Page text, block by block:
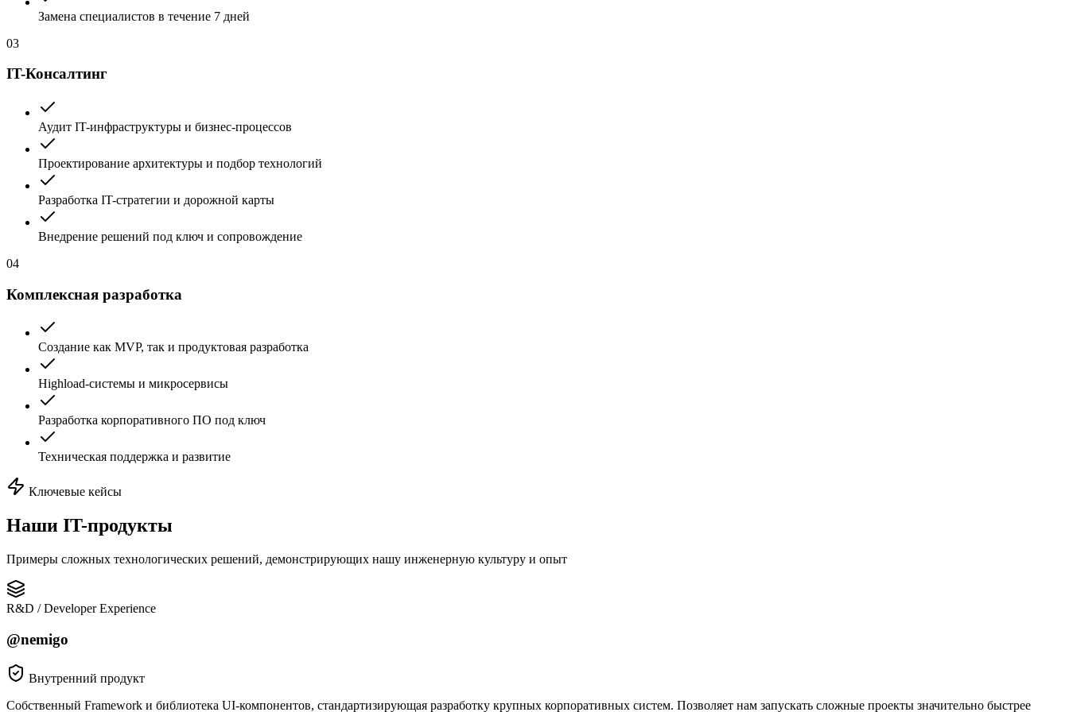
Замена специалистов в течение 7 дней
03
IT-Консалтинг
Аудит IT-инфраструктуры и бизнес-процессов
Проектирование архитектуры и подбор технологий
Разработка IT-стратегии и дорожной карты
Внедрение решений под ключ и сопровождение
04
Комплексная разработка
Создание как MVP, так и продуктовая разработка
Highload-системы и микросервисы
Разработка корпоративного ПО под ключ
Техническая поддержка и развитие
Ключевые кейсы
Наши IT-продукты
Примеры сложных технологических решений, демонстрирующих нашу инженерную культуру и опыт
R&D / Developer Experience
@nemigo
Внутренний продукт
Собственный Framework и библиотека UI-компонентов, стандартизирующая разработку крупных корпоративных систем. Позволяет нам запускать сложные проекты значительно быстрее